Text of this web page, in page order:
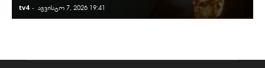
tv4 - აგვისტო 7, 2026 19:41